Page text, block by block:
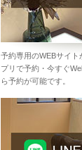
予約専用のWEBサイ
プリで予約・今すぐ
ら予約が可能です。